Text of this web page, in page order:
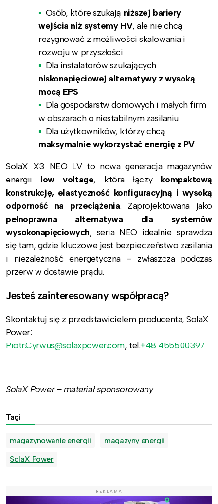
Osób, które szukają niższej bariery
wejścia niż systemy HV, ale nie chcą
rezygnować z możliwości skalowania i
rozwoju w przyszłości
Dla instalatorów szukających
niskonapięciowej alternatywy z wysoką
mocą EPS
Dla gospodarstw domowych i małych firm
w obszarach o niestabilnym zasilaniu
Dla użytkowników, którzy chcą
maksymalnie wykorzystać energię z PV
SolaX X3 NEO LV to nowa generacja magazynów
energii low voltage, która łączy kompaktową
konstrukcję, elastyczność konfiguracyjną i wysoką
odporność na przeciążenia. Zaprojektowana jako
pełnoprawna alternatywa dla systemów
wysokonapięciowych, seria NEO idealnie sprawdza
się tam, gdzie kluczowe jest bezpieczeństwo zasilania
i niezależność energetyczna – zwłaszcza podczas
przerw w dostawie prądu.
Jesteś zainteresowany współpracą?
Skontaktuj się z przedstawicielem producenta, SolaX
Power:
Piotr.Cyrwus@solaxpower.com, tel.+48 455500397
SolaX Power – materiał sponsorowany
Tagi
magazynowanie energii magazyny energii
SolaX Power
REKLAMA